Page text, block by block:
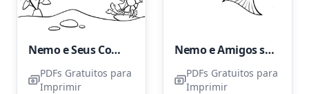
Nemo e Seus Companheiros
PDFs Gratuitos para
Imprimir
Nemo e Amigos se Divertindo
PDFs Gratuitos para
Imprimir